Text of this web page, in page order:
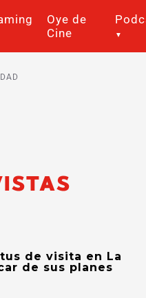
Oye de
Cine
de visita en La
de sus planes